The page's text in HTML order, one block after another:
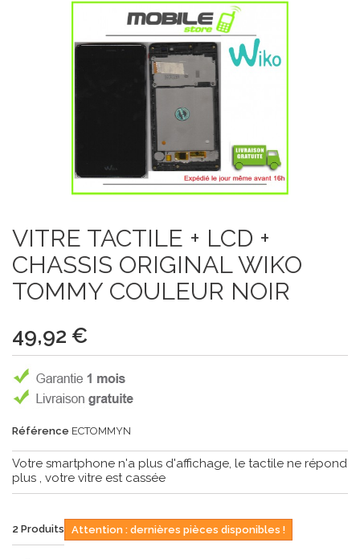
VITRE TACTILE + LCD +
CHASSIS ORIGINAL WIKO
TOMMY COULEUR NOIR
49,92 €
Référence ECTOMMYN
Votre smartphone n'a plus d'affichage, le tactile ne répond
plus , votre vitre est cassée
2 Produits Attention : dernières pièces disponibles !